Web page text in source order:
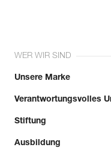
WER WIR SIND
Unsere Marke
Verantwortungsvolles
Stiftung
Ausbildung